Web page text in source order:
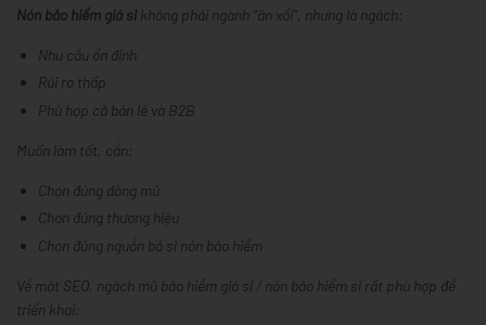
Nón bảo hiểm giá sỉkhông phải ngành “ăn xổi”, nhưng là ngách:
Nhu cầu ổn định
Rủi ro thấp
Phù hợp cả bán lẻ và B2B
Muốn làm tốt, cần:
Chọn đúng dòng mũ
Chọn đúng thương hiệu
Chọn đúng nguồn bỏ sỉ nón bảo hiểm
Về mặt SEO, ngách mũ bảo hiểm giá sỉ / nón bảo hiểm sỉ rất phù hợp để
triển khai: